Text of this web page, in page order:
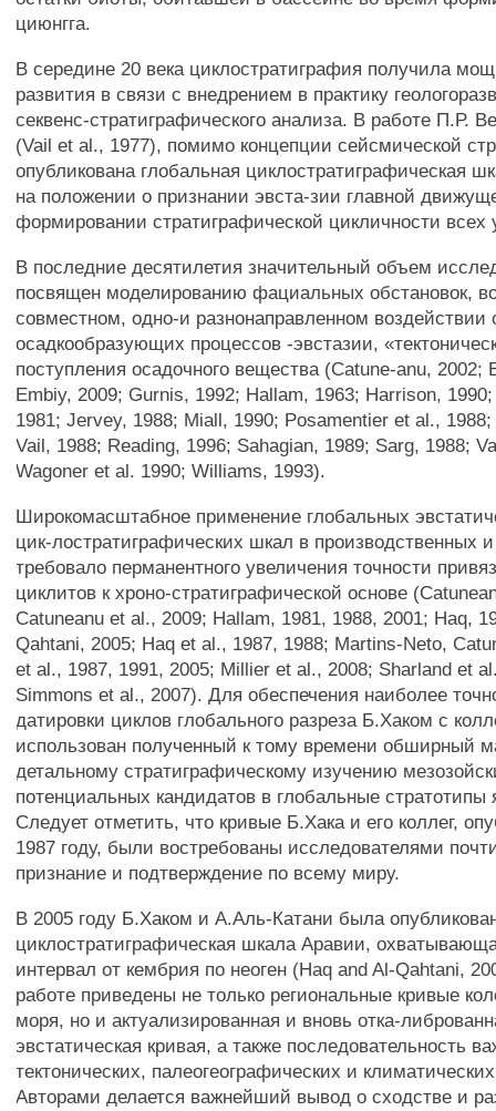
циюнгга.
В середине 20 века циклостратиграфия получила
развития в связи с внедрением в практику
секвенс-стратиграфического анализа. В работе П.Р.
(Vail et al., 1977), помимо концепции сейсмической
опубликована глобальная циклостратиграфическая
на положении о признании эвста-зии главной
формировании стратиграфической цикличности всех
В последние десятилетия значительный объем
посвящен моделированию фациальных обстановок,
совместном, одно-и разнонаправленном воздействии
осадкообразующих процессов -эвстазии,
поступления осадочного вещества (Catune-anu, 2002;
Embiy, 2009; Gurnis, 1992; Hallam, 1963; Harrison,
1981; Jervey, 1988; Miall, 1990; Posamentier et al.,
Vail, 1988; Reading, 1996; Sahagian, 1989; Sarg, 1988;
Wagoner et al. 1990; Williams, 1993).
Широкомасштабное применение глобальных
цик-лостратиграфических шкал в производственных
требовало перманентного увеличения точности
циклитов к хроно-стратиграфической основе
Catuneanu et al., 2009; Hallam, 1981, 1988, 2001; Haq,
Qahtani, 2005; Haq et al., 1987, 1988; Martins-Neto,
et al., 1987, 1991, 2005; Millier et al., 2008; Sharland et
Simmons et al., 2007). Для обеспечения наиболее
датировки циклов глобального разреза Б.Хаком с
использован полученный к тому времени обширный
детальному стратиграфическому изучению
потенциальных кандидатов в глобальные стратотипы
Следует отметить, что кривые Б.Хака и его коллег,
1987 году, были востребованы исследователями
признание и подтверждение по всему миру.
В 2005 году Б.Хаком и А.Аль-Катани была
циклостратиграфическая шкала Аравии,
интервал от кембрия по неоген (Haq and Al-Qahtani,
работе приведены не только региональные кривые
моря, но и актуализированная и вновь отка-
эвстатическая кривая, а также последовательность
тектонических, палеогеографических и
Авторами делается важнейший вывод о сходстве и